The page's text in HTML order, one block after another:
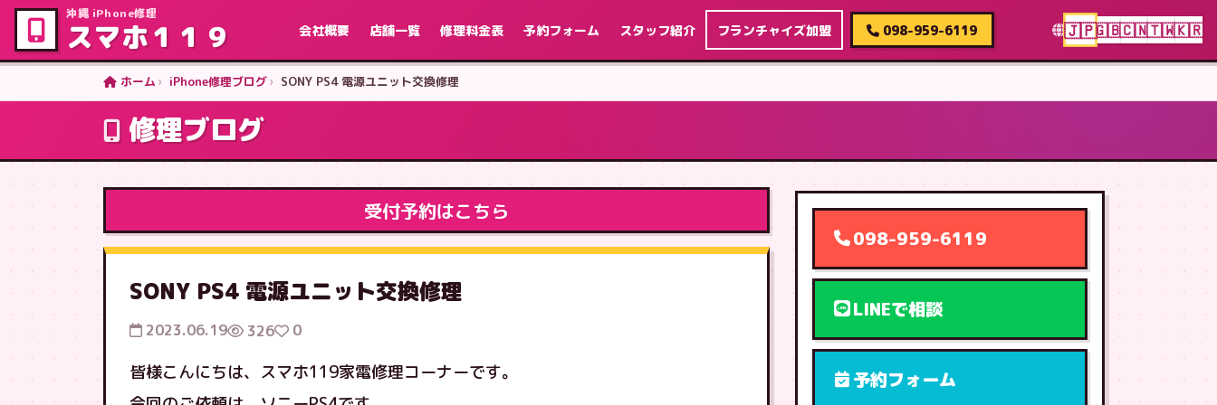
沖縄 iPhone修理
スマホ１１９ 会社概要 店舗一覧 修理料金表 予約フォーム スタッフ紹介 フランチャイズ加盟 098-959-6119 🇯🇵🇬🇧🇨🇳🇹🇼🇰🇷
ホーム iPhone修理ブログ SONY PS4 電源ユニット交換修理
修理ブログ
受付予約はこちら
SONY PS4 電源ユニット交換修理
2023.06.19 326 0
皆様こんにちは、スマホ119家電修理コーナーです。
098-959-6119
LINEで相談
予約フォーム